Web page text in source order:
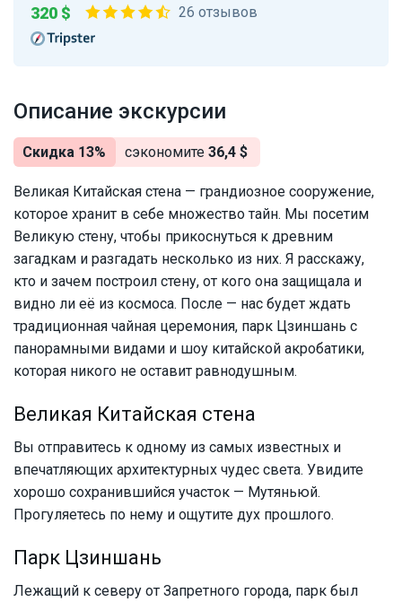
Описание экскурсии
Скидка 13% сэкономите 36,4 $
Великая Китайская стена — грандиозное сооружение,
которое хранит в себе множество тайн. Мы посетим
Великую стену, чтобы прикоснуться к древним
загадкам и разгадать несколько из них. Я расскажу,
кто и зачем построил стену, от кого она защищала и
видно ли её из космоса. После — нас будет ждать
традиционная чайная церемония, парк Цзиншань с
панорамными видами и шоу китайской акробатики,
которая никого не оставит равнодушным.
Великая Китайская стена
Вы отправитесь к одному из самых известных и
впечатляющих архитектурных чудес света. Увидите
хорошо сохранившийся участок — Мутяньюй.
Прогуляетесь по нему и ощутите дух прошлого.
Парк Цзиншань
Лежащий к северу от Запретного города, парк был
320 $ 26 отзывов